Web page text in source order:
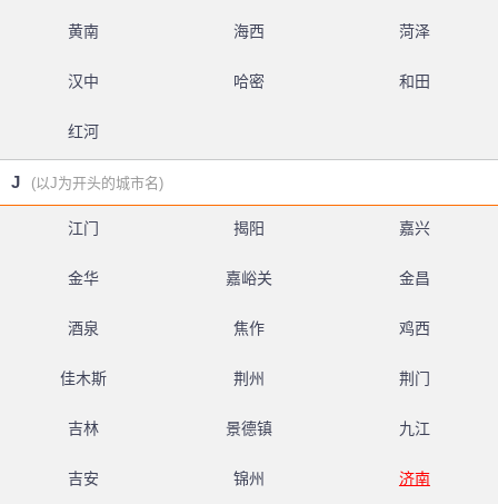
黄南 海西 菏泽
汉中 哈密 和田
红河
J (以J为开头的城市名)
江门 揭阳 嘉兴
金华 嘉峪关 金昌
酒泉 焦作 鸡西
佳木斯 荆州 荆门
吉林 景德镇 九江
吉安 锦州 济南